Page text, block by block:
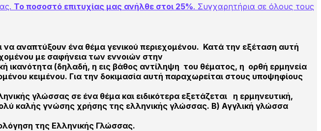
Το ποσοστό επιτυχίας μας ανήλθε στοι 25%. Συγχαρητήρια σε όλους τους
αναπτύξουν ένα θέμα γενικού περιεχομένου. Κατά την εξέταση αυτή
με σαφήνεια των εννοιών στην
ικανότητα (δηλαδή, η εις βάθος αντίληψη του θέματος, η ορθή ερμηνεία
κειμένου. Για την δοκιμασία αυτή παραχωρείται στους υποψηφίους
γλώσσας σε ένα θέμα και ειδικότερα εξετάζεται η ερμηνευτική,
καλής γνώσης χρήσης της ελληνικής γλώσσας. Β) Αγγλική γλώσσα
της Ελληνικής Γλώσσας.